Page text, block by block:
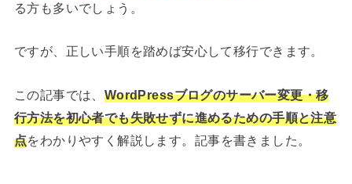
る方も多いでしょう。
ですが、正しい手順を踏めば安心して移行できます。
この記事では、 WordPressブログのサーバー変更・移
行方法を初心者でも失敗せずに進めるための手順と注意
点をわかりやすく解説します。記事を書きました。